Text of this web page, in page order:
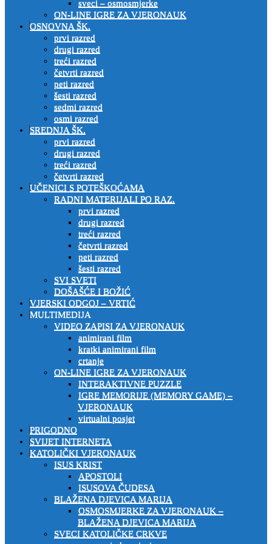
sveci – osmosmjerke
ON-LINE IGRE ZA VJERONAUK
OSNOVNA ŠK.
prvi razred
drugi razred
treći razred
četvrti razred
peti razred
šesti razred
sedmi razred
osmi razred
SREDNJA ŠK.
prvi razred
drugi razred
treći razred
četvrti razred
UČENICI S POTEŠKOĆAMA
RADNI MATERIJALI PO RAZ.
prvi razred
drugi razred
treći razred
četvrti razred
peti razred
šesti razred
SVI SVETI
DOŠAŠĆE I BOŽIĆ
VJERSKI ODGOJ – VRTIĆ
MULTIMEDIJA
VIDEO ZAPISI ZA VJERONAUK
animirani film
kratki animirani film
crtanje
ON-LINE IGRE ZA VJERONAUK
INTERAKTIVNE PUZZLE
IGRE MEMORIJE (MEMORY GAME) –
VJERONAUK
virtualni posjet
PRIGODNO
SVIJET INTERNETA
KATOLIČKI VJERONAUK
ISUS KRIST
APOSTOLI
ISUSOVA ČUDESA
BLAŽENA DJEVICA MARIJA
OSMOSMJERKE ZA VJERONAUK –
BLAŽENA DJEVICA MARIJA
SVECI KATOLIČKE CRKVE